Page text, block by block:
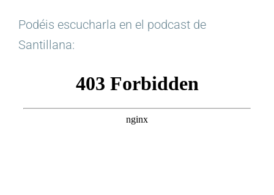
Podéis escucharla en el podcast de
Santillana: